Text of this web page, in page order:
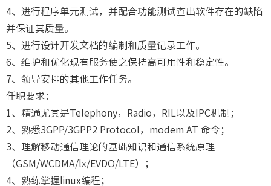
4、进行程序单元测试，并配合功能测试查出软件存在的缺陷
并保证其质量。
5、进行设计开发文档的编制和质量记录工作。
6、维护和优化现有服务使之保持高可用性和稳定性。
7、领导安排的其他工作任务。
任职要求：
1、精通尤其是Telephony，Radio，RIL以及IPC机制；
2、熟悉3GPP/3GPP2 Protocol，modem AT 命令；
3、理解移动通信理论的基础知识和通信系统原理
（GSM/WCDMA/lx/EVDO/LTE）；
4、熟练掌握linux编程；